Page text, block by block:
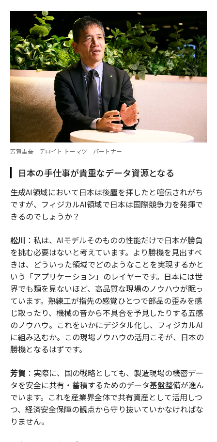
芳賀圭吾 デロイト トーマツ パートナー
日本の手仕事が貴重なデータ資源となる
――生成AI領域において日本は後塵を拝したと喧伝されがち
ですが、フィジカルAI領域で日本は国際競争力を発揮で
きるのでしょうか？
松川 ：私は、AIモデルそのものの性能だけで日本が勝負
を挑む必要はないと考えています。より勝機を見出すべ
きは、どういった領域でどのようなことを実現するかと
いう「アプリケーション」のレイヤーです。日本には世
界でも類を見ないほど、高品質な現場のノウハウが眠っ
ています。熟練工が指先の感覚ひとつで部品の歪みを感
じ取ったり、機械の音から不具合を予見したりする五感
のノウハウ。これをいかにデジタル化し、フィジカルAI
に組み込むか。この現場ノウハウの活用こそが、日本の
勝機となるはずです。
芳賀 ：実際に、国の戦略としても、製造現場の機密デー
タを安全に共有・蓄積するためのデータ基盤整備が進ん
でいます。これを産業界全体で共有資産として活用しつ
つ、経済安全保障の観点から守り抜いていかなければな
りません。